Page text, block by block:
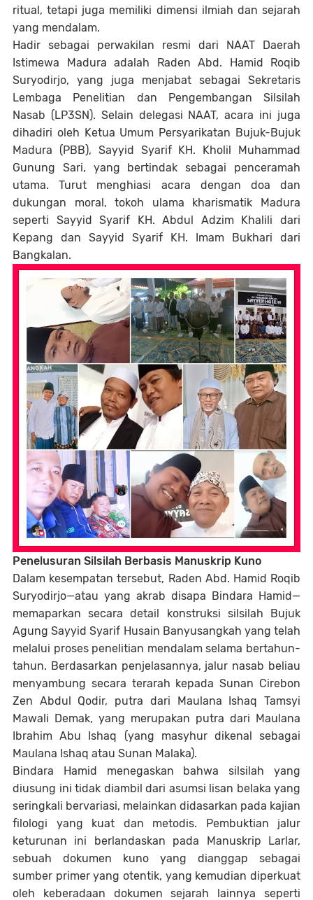
ritual, tetapi juga memiliki dimensi ilmiah dan sejarah
yang mendalam.
Hadir sebagai perwakilan resmi dari NAAT Daerah
Istimewa Madura adalah Raden Abd. Hamid Roqib
Suryodirjo, yang juga menjabat sebagai Sekretaris
Lembaga Penelitian dan Pengembangan Silsilah
Nasab (LP3SN). Selain delegasi NAAT, acara ini juga
dihadiri oleh Ketua Umum Persyarikatan Bujuk-Bujuk
Madura (PBB), Sayyid Syarif KH. Kholil Muhammad
Gunung Sari, yang bertindak sebagai penceramah
utama. Turut menghiasi acara dengan doa dan
dukungan moral, tokoh ulama kharismatik Madura
seperti Sayyid Syarif KH. Abdul Adzim Khalili dari
Kepang dan Sayyid Syarif KH. Imam Bukhari dari
Bangkalan.
Penelusuran Silsilah Berbasis Manuskrip Kuno
Dalam kesempatan tersebut, Raden Abd. Hamid Roqib
Suryodirjo—atau yang akrab disapa Bindara Hamid—
memaparkan secara detail konstruksi silsilah Bujuk
Agung Sayyid Syarif Husain Banyusangkah yang telah
melalui proses penelitian mendalam selama bertahun-
tahun. Berdasarkan penjelasannya, jalur nasab beliau
menyambung secara terarah kepada Sunan Cirebon
Zen Abdul Qodir, putra dari Maulana Ishaq Tamsyi
Mawali Demak, yang merupakan putra dari Maulana
Ibrahim Abu Ishaq (yang masyhur dikenal sebagai
Maulana Ishaq atau Sunan Malaka).
Bindara Hamid menegaskan bahwa silsilah yang
diusung ini tidak diambil dari asumsi lisan belaka yang
seringkali bervariasi, melainkan didasarkan pada kajian
filologi yang kuat dan metodis. Pembuktian jalur
keturunan ini berlandaskan pada Manuskrip Larlar,
sebuah dokumen kuno yang dianggap sebagai
sumber primer yang otentik, yang kemudian diperkuat
oleh keberadaan dokumen sejarah lainnya seperti